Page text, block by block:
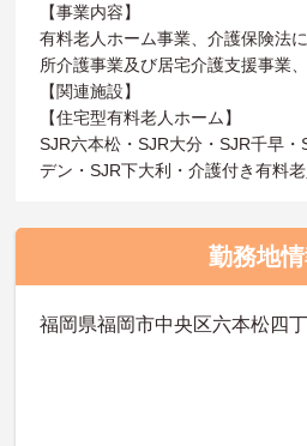
【事業内容】
有料老人ホーム事業、介護保険法
所介護事業及び居宅介護支援事業
【関連施設】
【住宅型有料老人ホーム】
SJR六本松・SJR大分・SJR千早
デン・SJR下大利・介護付き有料
勤務地
福岡県福岡市中央区六本松四